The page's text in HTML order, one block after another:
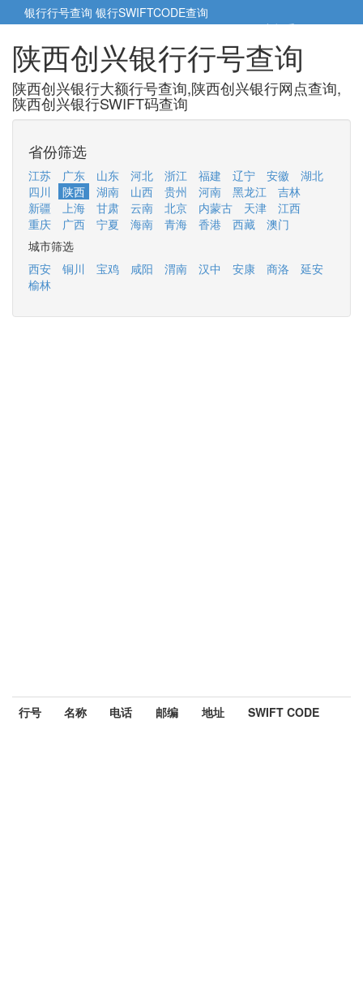
银行行号查询 银行SWIFTCODE查询
5cm小帮手5cm.cn
陕西创兴银行行号查询
陕西创兴银行大额行号查询,陕西创兴银行网点查询,
陕西创兴银行SWIFT码查询
省份筛选
江苏 广东 山东 河北 浙江 福建 辽宁 安徽
湖北
四川
陕西 湖南 山西 贵州 河南 黑龙江
吉林
新疆
上海 甘肃 云南 北京 内蒙古 天津
江西
重庆
广西 宁夏 海南 青海 香港 西藏
澳门
城市筛选
西安
铜川 宝鸡 咸阳 渭南 汉中 安康 商洛
延安
榆林
行号 名称 电话 邮编 地址 SWIFT CODE